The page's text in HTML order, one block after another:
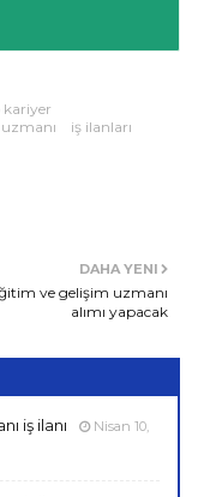
kariyer
iş ilanları
DAHA YENI
ve gelişim uzmanı
alımı yapacak
iş ilanı
Nisan 10,